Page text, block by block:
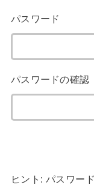
パスワード
パスワードの確認
ヒント: パスワー